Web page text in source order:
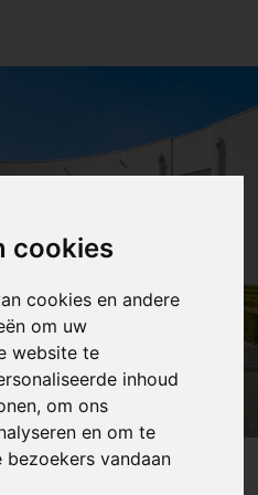
cookies
cookies en andere
om uw
website te
inhoud
om ons
en om te
vandaan